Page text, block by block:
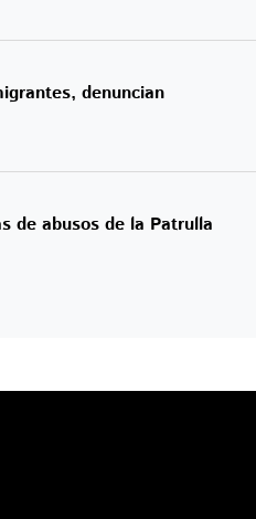
denuncian
de abusos de la Patrulla